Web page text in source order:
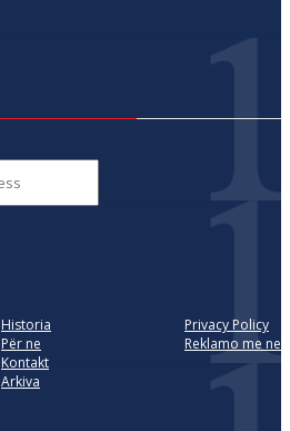
Historia
Për ne
Kontakt
Arkiva
Privacy Policy
Reklamo me ne